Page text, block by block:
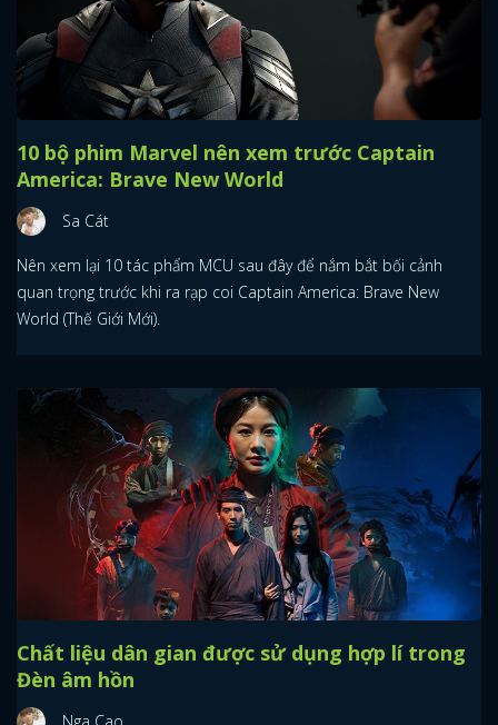
10 bộ phim Marvel nên xem trước Captain
America: Brave New World
Sa Cát
Nên xem lại 10 tác phẩm MCU sau đây để nắm bắt bối cảnh
quan trọng trước khi ra rạp coi Captain America: Brave New
World (Thế Giới Mới).
Chất liệu dân gian được sử dụng hợp lí trong
Đèn âm hồn